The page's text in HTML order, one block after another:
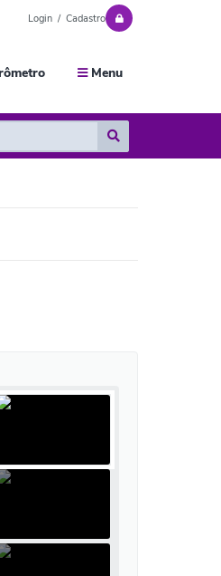
Login / Cadastro
Menu